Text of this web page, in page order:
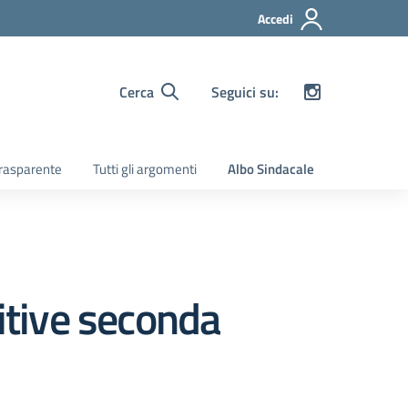
Accedi
Cerca Seguici su:
Tutti gli argomenti Albo Sindacale
seconda